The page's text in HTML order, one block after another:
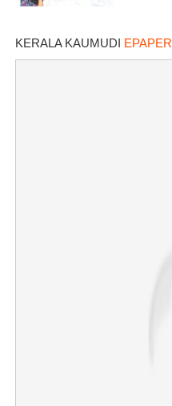
KERALA KAUMUDI EPAPER